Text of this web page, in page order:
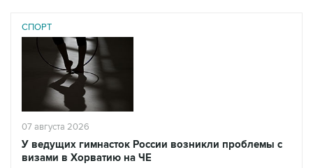
СПОРТ
07 августа 2026
У ведущих гимнасток России возникли проблемы с
визами в Хорватию на ЧЕ